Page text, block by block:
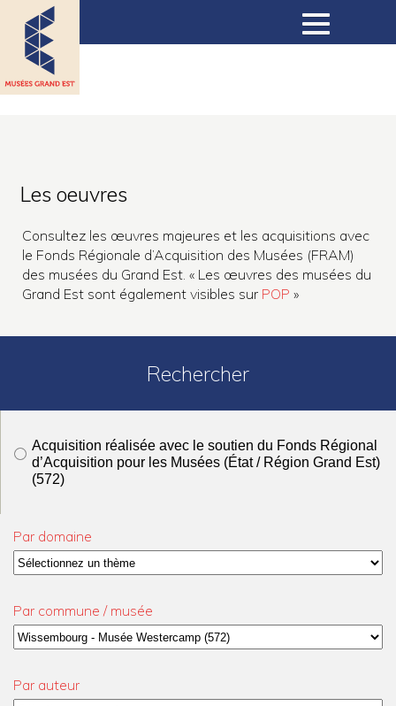
Expositions virtuelles
Offres d’emploi
Les oeuvres
Consultez les œuvres majeures et les acquisitions avec
le Fonds Régionale d’Acquisition des Musées (FRAM)
des musées du Grand Est. « Les œuvres des musées du
Grand Est sont également visibles sur POP »
Rechercher
Acquisition réalisée avec le soutien du Fonds Régional
d’Acquisition pour les Musées (État / Région Grand Est)
(572)
Par domaine
Par commune / musée
Par auteur